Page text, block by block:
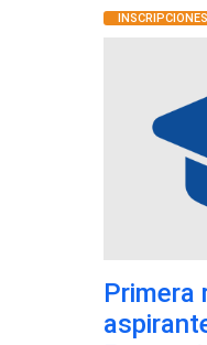
INSCRIPCIONES
Primera